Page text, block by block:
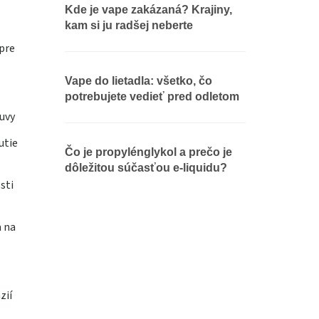
na
Kde je vape zakázaná? Krajiny,
kam si ju radšej neberte
Vape do lietadla: všetko, čo
potrebujete vedieť pred odletom
Čo je propylénglykol a prečo je
dôležitou súčasťou e-liquidu?